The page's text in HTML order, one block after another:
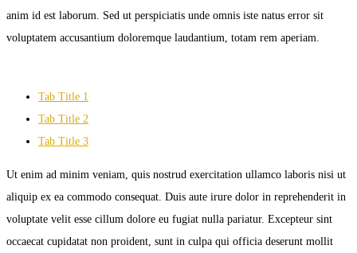
anim id est laborum. Sed ut perspiciatis unde omnis iste natus error sit
voluptatem accusantium doloremque laudantium, totam rem aperiam.
Tab Title 1
Tab Title 2
Tab Title 3
Ut enim ad minim veniam, quis nostrud exercitation ullamco laboris nisi ut
aliquip ex ea commodo consequat. Duis aute irure dolor in reprehenderit in
voluptate velit esse cillum dolore eu fugiat nulla pariatur. Excepteur sint
occaecat cupidatat non proident, sunt in culpa qui officia deserunt mollit